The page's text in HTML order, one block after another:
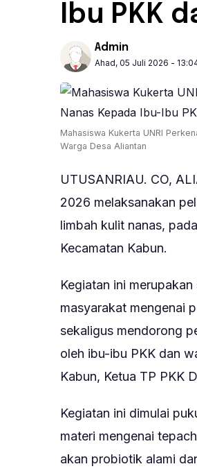
Ibu PKK
Admin
Ahad, 05 Juli 2026 -
Mahasiswa Kukerta UNRI
Warga Desa Aliantan
UTUSANRIAU. CO,
2026 melaksanakan
limbah kulit nanas,
Kecamatan Kabun.
Kegiatan ini
masyarakat mengenai
sekaligus mendorong
oleh ibu-ibu PKK dan
Kabun, Ketua TP PKK
Kegiatan ini dimulai
materi mengenai
akan probiotik alami